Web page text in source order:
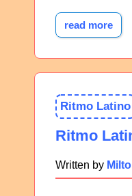
read more
Ritmo Latino
Ritmo
Written by